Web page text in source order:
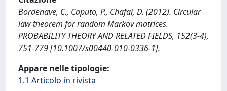
Bordenave, C., Caputo, P., Chafai, D. (2012). Circular
law theorem for random Markov matrices.
PROBABILITY THEORY AND RELATED FIELDS, 152(3-4),
751-779 [10.1007/s00440-010-0336-1].
Appare nelle tipologie:
1.1 Articolo in rivista